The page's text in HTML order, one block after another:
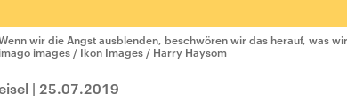
wir die Angst ausblenden, beschwören wir das herauf, was
imago images / Ikon Images / Harry Haysom
| 25.07.2019